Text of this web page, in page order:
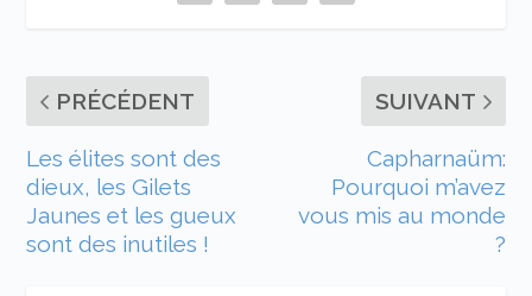
PRÉCÉDENT
Les élites sont des
dieux, les Gilets
Jaunes et les gueux
sont des inutiles !
SUIVANT
Capharnaüm:
Pourquoi m’avez
vous mis au monde
?